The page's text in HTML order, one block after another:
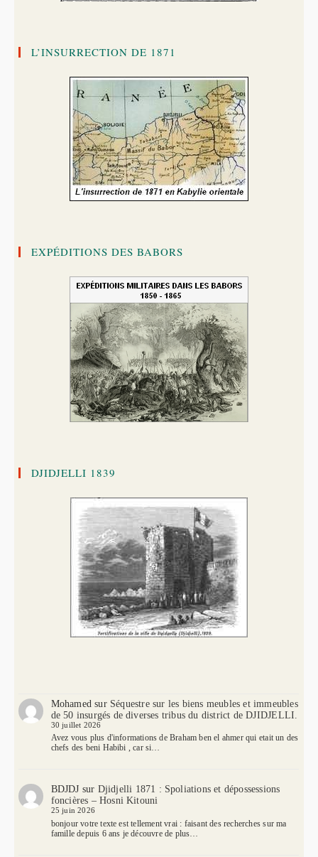
L’INSURRECTION DE 1871
EXPÉDITIONS DES BABORS
DJIDJELLI 1839
Mohamed sur Séquestre sur les biens meubles et immeubles
de 50 insurgés de diverses tribus du district de DJIDJELLI.
30 juillet 2026
Avez vous plus d'informations de Braham ben el ahmer qui etait un des
chefs des beni Habibi , car si…
BDJDJ sur Djidjelli 1871 : Spoliations et dépossessions
foncières – Hosni Kitouni
25 juin 2026
bonjour votre texte est tellement vrai : faisant des recherches sur ma
famille depuis 6 ans je découvre de plus…